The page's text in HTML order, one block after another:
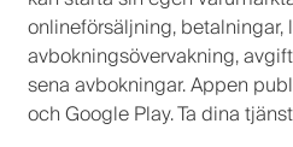
onlineförsäljning, betalningar,
avbokningsövervakning,
sena avbokningar. Appen
och Google Play. Ta dina